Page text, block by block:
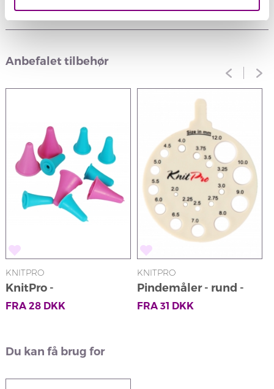
Anmeldelser
Anbefalet tilbehør
KNITPRO
KnitPro -
Pindebeskyttere
FRA 28DKK
KNITPRO
Pindemåler - rund -
beige
FRA 31 DKK
Du kan få brug for